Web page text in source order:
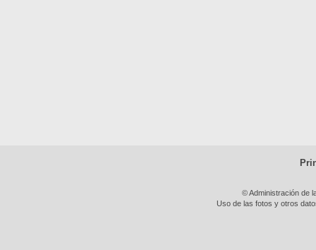
© Administración de
Uso de las fotos y otros